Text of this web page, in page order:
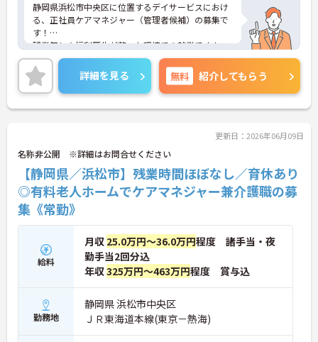
静岡県浜松市中央区に位置するデイサービスにおけ
る、正社員ケアマネジャー（管理者候補）の募集で
す！
残業無し☆福利厚生が整った環境での就業です！
ご興味ある方には、面接対策ポイントなど、さらに
詳細をお話しいたしますのでお気軽にご相談くださ
い。
詳細を見る 無料 紹介してもらう
更新日：2026年06月09日
名称非公開 ※詳細はお問合せください
【静岡県／浜松市】残業時間ほぼなし／育休あり
◎有料老人ホームでケアマネジャー兼介護職の募
集《常勤》
給料
月収 25.0万円～36.0万円程度 諸手当・夜
勤手当2回分込
年収325万円～463万円程度 賞与込
勤務地
静岡県 浜松市中央区
ＪＲ東海道本線(東京－熱海)